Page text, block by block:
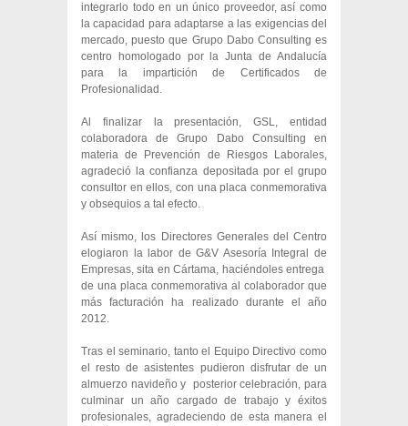
integrarlo todo en un único proveedor, así como
la capacidad para adaptarse a las exigencias del
mercado, puesto que Grupo Dabo Consulting es
centro homologado por la Junta de Andalucía
para la impartición de Certificados de
Profesionalidad.
Al finalizar la presentación, GSL, entidad
colaboradora de Grupo Dabo Consulting en
materia de Prevención de Riesgos Laborales,
agradeció la confianza depositada por el grupo
consultor en ellos, con una placa conmemorativa
y obsequios a tal efecto.
Así mismo, los Directores Generales del Centro
elogiaron la labor de G&V Asesoría Integral de
Empresas, sita en Cártama, haciéndoles entrega
de una placa conmemorativa al colaborador que
más facturación ha realizado durante el año
2012.
Tras el seminario, tanto el Equipo Directivo como
el resto de asistentes pudieron disfrutar de un
almuerzo navideño y posterior celebración, para
culminar un año cargado de trabajo y éxitos
profesionales, agradeciendo de esta manera el